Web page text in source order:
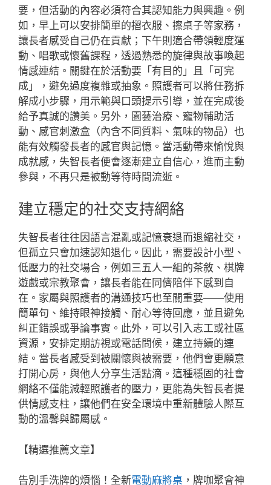
要，但活動的內容必須符合其認知能力與興趣。例
如，早上可以安排簡單的摺衣服、擦桌子等家務，
讓長者感受自己仍在貢獻；下午則適合帶領輕度運
動、唱歌或懷舊課程，透過熟悉的旋律與故事喚起
情感連結。關鍵在於活動要「有目的」且「可完
成」，避免過度複雜或抽象。照護者可以將任務拆
解成小步驟，用示範與口頭提示引導，並在完成後
給予真誠的讚美。另外，園藝治療、寵物輔助活
動、感官刺激盒（內含不同質料、氣味的物品）也
能有效觸發長者的感官與記憶。當活動帶來愉悅與
成就感，失智長者便會逐漸建立自信心，進而主動
參與，不再只是被動等待時間流逝。
建立穩定的社交支持網絡
失智長者往往因語言混亂或記憶衰退而退縮社交，
但孤立只會加速認知退化。因此，需要設計小型、
低壓力的社交場合，例如三五人一組的茶敘、棋牌
遊戲或宗教聚會，讓長者能在同儕陪伴下感到自
在。家屬與照護者的溝通技巧也至關重要——使用
簡單句、維持眼神接觸、耐心等待回應，並且避免
糾正錯誤或爭論事實。此外，可以引入志工或社區
資源，安排定期訪視或電話問候，建立持續的連
結。當長者感受到被關懷與被需要，他們會更願意
打開心房，與他人分享生活點滴。這種穩固的社會
網絡不僅能減輕照護者的壓力，更能為失智長者提
供情感支柱，讓他們在安全環境中重新體驗人際互
動的溫馨與歸屬感。
【精選推薦文章】
告別手洗牌的煩惱！全新電動麻將桌 ，牌咖聚會神